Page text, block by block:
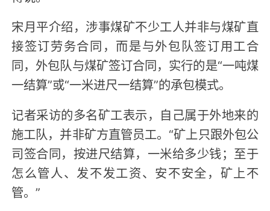
宋月平介绍，涉事煤矿不少工人并非与煤矿直
接签订劳务合同，而是与外包队签订用工合
同，外包队与煤矿签订合同，实行的是“一吨煤
一结算”或“一米进尺一结算”的承包模式。
记者采访的多名矿工表示，自己属于外地来的
施工队，并非矿方直管员工。“矿上只跟外包公
司签合同，按进尺结算，一米给多少钱；至于
怎么管人、发不发工资、安不安全，矿上不
管。”